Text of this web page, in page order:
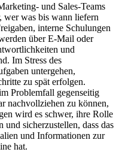
und Sales-Teams
wer was bis wann liefern
interne Schulungen
über E-Mail oder
und
Im Stress des
untergehen,
zu spät erfolgen.
Problemfall gegenseitig
nachvollziehen zu können,
wird es schwer, ihre Rolle
und sicherzustellen, dass das
und Informationen zur
hat.